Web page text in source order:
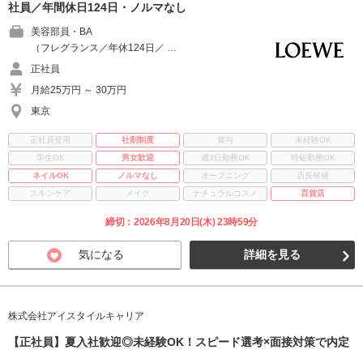
社員／年間休日124日・ノルマなし
美容部員・BA
（フレグランス／年休124日／ …
正社員
月給25万円 ～ 30万円
東京
正社員登用 社割制度 賞与
未経験OK
学生OK
男女歓迎 週3日勤務OK
時短勤務OK
ネイルOK
ノルマなし オープニング
店長候補
スキンケア
メイク ナチュラルコスメ 百貨店
締切：2026年8月20日(木) 23時59分
気になる 詳細を見る
株式会社アイスタイルキャリア
【正社員】夏入社歓迎◎未経験OK！スピード選考×面接対策で内定